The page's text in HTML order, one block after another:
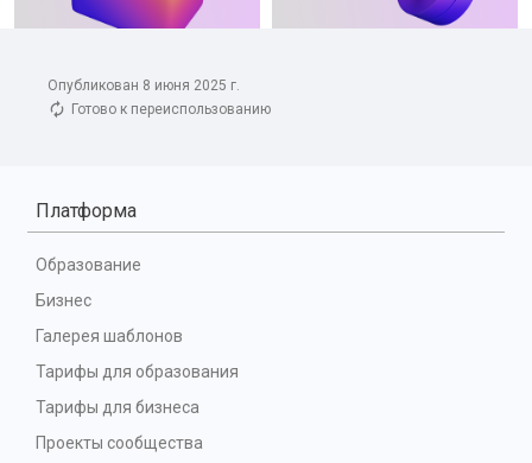
Опубликован 8 июня 2025 г.
Готово к переиспользованию
Платформа
Образование
Бизнес
Галерея шаблонов
Тарифы для образования
Тарифы для бизнеса
Проекты сообщества